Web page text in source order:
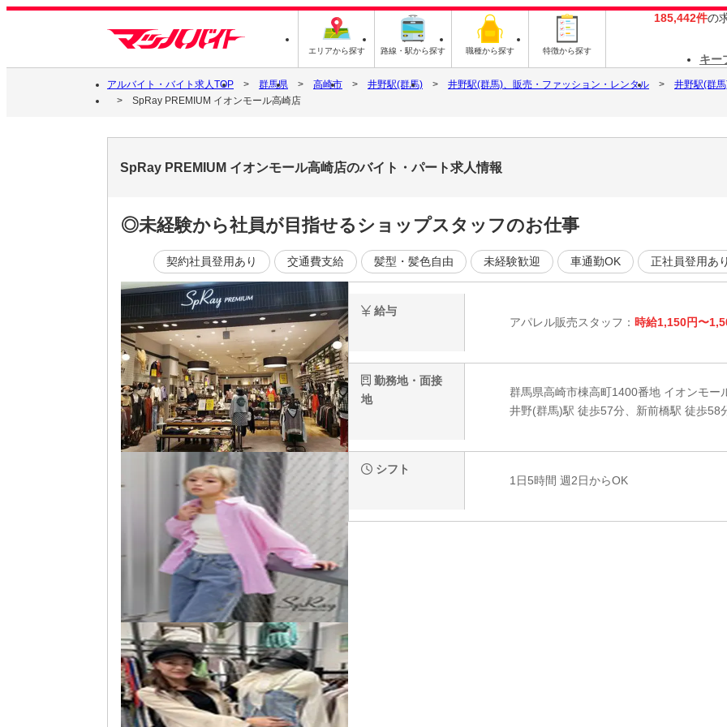
エリアから探す 路線・駅から探す 職種から探す 特徴から探す
185,442件の
キー
アルバイト・バイト求人TOP 群馬県 高崎市 井野駅(群馬) 井野駅(群馬)、販売・ファッション・レンタル
井野駅(群
SpRay PREMIUM イオンモール高崎店
SpRay PREMIUM イオンモール高崎店のバイト・パート求人情報
◎未経験から社員が目指せるショップスタッフのお仕事
契約社員登用あり 交通費支給 髪型・髪色自由 未経験歓迎 車通勤OK 正社員登用あり
給与
アパレル販売スタッフ： 時給1,150円〜
勤務地・面接
地
群馬県高崎市棟高町1400番地 イオンモー
井野(群馬)駅 徒歩57分、新前橋駅 徒歩58
シフト
1日5時間 週2日からOK